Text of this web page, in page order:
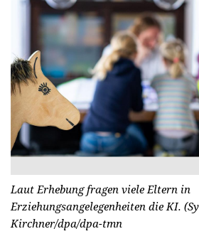
Laut Erhebung fragen viele Eltern in
Erziehungsangelegenheiten die KI.
Kirchner/dpa/dpa-tmn